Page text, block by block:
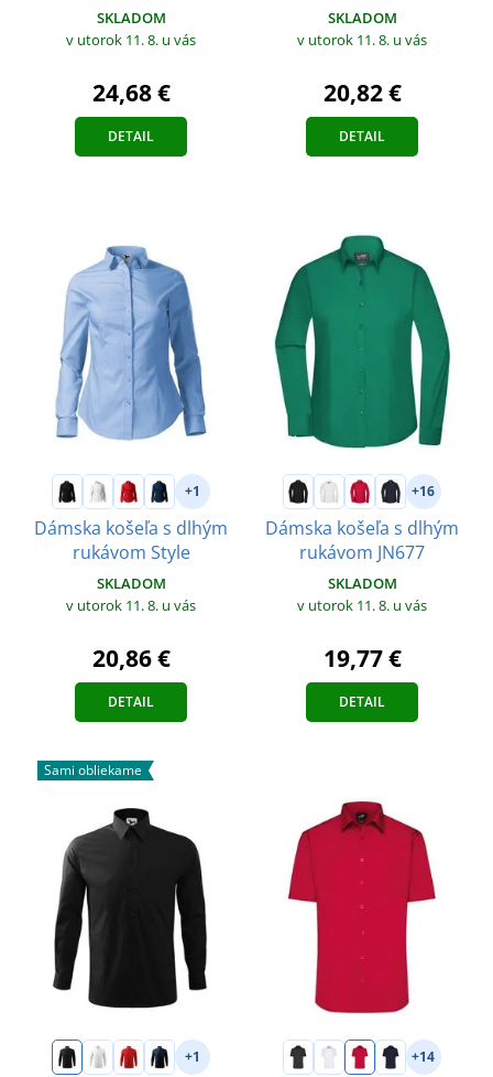
SKLADOM
v utorok 11. 8. u vás
24,68 €
DETAIL
SKLADOM
v utorok 11. 8. u vás
20,82 €
DETAIL
+1
Dámska košeľa s dlhým
rukávom Style
SKLADOM
v utorok 11. 8. u vás
20,86 €
DETAIL
+16
Dámska košeľa s dlhým
rukávom JN677
SKLADOM
v utorok 11. 8. u vás
19,77 €
DETAIL
Sami obliekame
+1 +14